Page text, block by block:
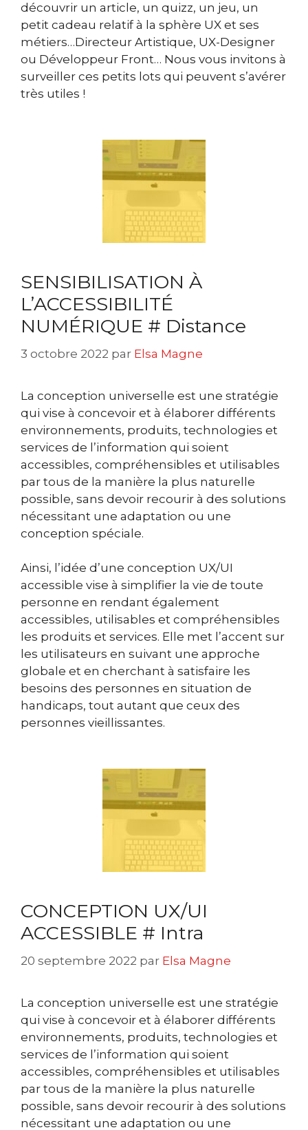
découvrir un article, un quizz, un jeu, un
petit cadeau relatif à la sphère UX et ses
métiers…Directeur Artistique, UX-Designer
ou Développeur Front… Nous vous invitons à
surveiller ces petits lots qui peuvent s’avérer
très utiles !
SENSIBILISATION À
L’ACCESSIBILITÉ
NUMÉRIQUE # Distance
3 octobre 2022 par Elsa Magne
La conception universelle est une stratégie
qui vise à concevoir et à élaborer différents
environnements, produits, technologies et
services de l’information qui soient
accessibles, compréhensibles et utilisables
par tous de la manière la plus naturelle
possible, sans devoir recourir à des solutions
nécessitant une adaptation ou une
conception spéciale.
Ainsi, l’idée d’une conception UX/UI
accessible vise à simplifier la vie de toute
personne en rendant également
accessibles, utilisables et compréhensibles
les produits et services. Elle met l’accent sur
les utilisateurs en suivant une approche
globale et en cherchant à satisfaire les
besoins des personnes en situation de
handicaps, tout autant que ceux des
personnes vieillissantes.
CONCEPTION UX/UI
ACCESSIBLE # Intra
20 septembre 2022 par Elsa Magne
La conception universelle est une stratégie
qui vise à concevoir et à élaborer différents
environnements, produits, technologies et
services de l’information qui soient
accessibles, compréhensibles et utilisables
par tous de la manière la plus naturelle
possible, sans devoir recourir à des solutions
nécessitant une adaptation ou une